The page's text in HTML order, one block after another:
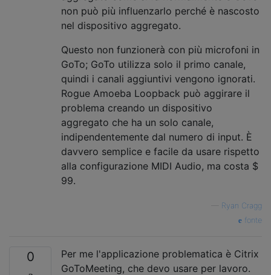
non può più influenzarlo perché è nascosto
nel dispositivo aggregato.
Questo non funzionerà con più microfoni in
GoTo; GoTo utilizza solo il primo canale,
quindi i canali aggiuntivi vengono ignorati.
Rogue Amoeba Loopback può aggirare il
problema creando un dispositivo
aggregato che ha un solo canale,
indipendentemente dal numero di input. È
davvero semplice e facile da usare rispetto
alla configurazione MIDI Audio, ma costa $
99.
Ryan Cragg
fonte
0
Per me l'applicazione problematica è Citrix
GoToMeeting, che devo usare per lavoro.